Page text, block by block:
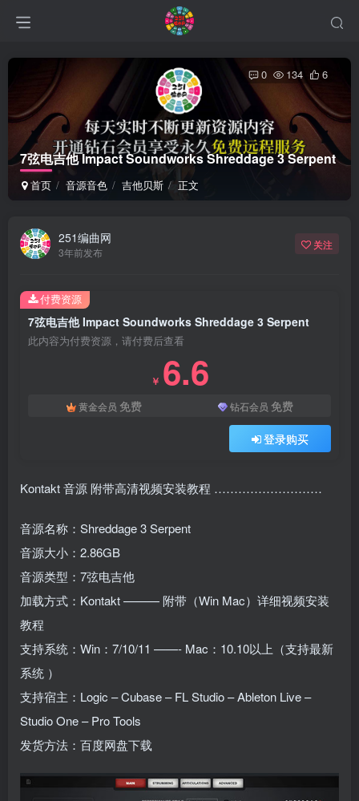
7弦电吉他 Impact Soundworks Shreddage 3 Serpent
首页 音源音色 吉他贝斯 正文
0 134 6
251编曲网
3年前发布
关注
7弦电吉他 Impact Soundworks Shreddage 3 Serpent
此内容为付费资源，请付费后查看
￥ 6.6
黄金会员 免费 钻石会员 免费
登录购买
付费资源
Kontakt 音源 附带高清视频安装教程 ………………………
音源名称：Shreddage 3 Serpent
音源大小：2.86GB
音源类型：7弦电吉他
加载方式：Kontakt ——— 附带（Win Mac）详细视频安装
教程
支持系统：Win：7/10/11 ——- Mac：10.10以上（支持最新
系统 ）
支持宿主：Logic – Cubase – FL Studio – Ableton Live –
Studio One – Pro Tools
发货方法：百度网盘下载